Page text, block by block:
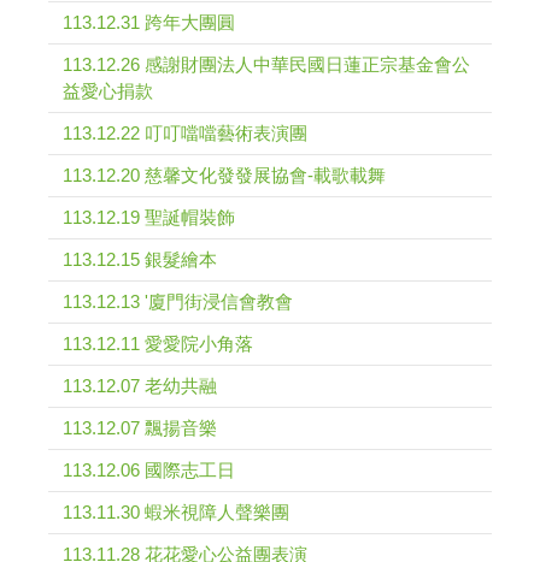
113.12.31 跨年大團圓
113.12.26 感謝財團法人中華民國日蓮正宗基金會公
益愛心捐款
113.12.22 叮叮噹噹藝術表演團
113.12.20 慈馨文化發發展協會-載歌載舞
113.12.19 聖誕帽裝飾
113.12.15 銀髮繪本
113.12.13 '廈門街浸信會教會
113.12.11 愛愛院小角落
113.12.07 老幼共融
113.12.07 飄揚音樂
113.12.06 國際志工日
113.11.30 蝦米視障人聲樂團
113.11.28 花花愛心公益團表演